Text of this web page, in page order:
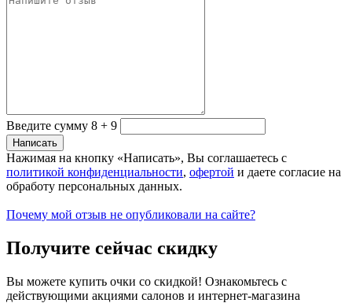
Введите сумму 8 + 9
Нажимая на кнопку «Написать», Вы соглашаетесь с
политикой конфиденциальности, офертой и даете согласие на
обработу персональных данных.
Почему мой отзыв не опубликовали на сайте?
Получите сейчас скидку
Вы можете купить очки со скидкой! Ознакомьтесь с
действующими акциями салонов и интернет-магазина